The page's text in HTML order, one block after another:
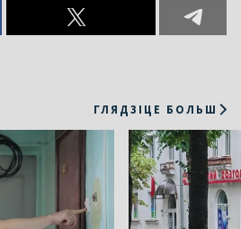
ГЛЯДЗІЦЕ БОЛЬШ